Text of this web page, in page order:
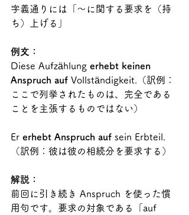
字義通りには「～に関する要求を（持
ち）上げる」
例文：
Diese Aufzählung erhebt keinen
Anspruch auf Vollständigkeit.（訳例：
ここで列挙されたものは、完全である
ことを主張するものではない）
Er erhebt Anspruch auf sein Erbteil.
（訳例：彼は彼の相続分を要求する）
解説：
前回に引き続き Anspruch を使った慣
用句です。要求の対象である「auf